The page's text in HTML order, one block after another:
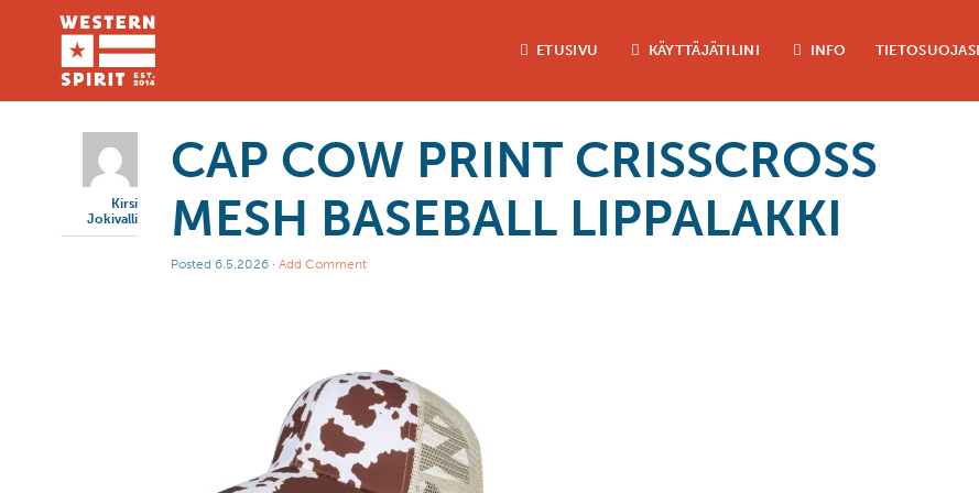
ETUSIVU KÄYTTÄJÄTILINI INFO
Kirsi
Jokivalli
CAP COW PRINT CRISSCROSS
MESH BASEBALL LIPPALAKKI
Posted 6.5.2026 · Add Comment